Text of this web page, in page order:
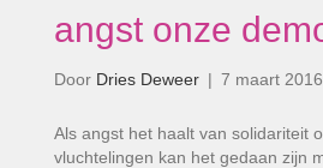
angst onze
Door Dries Deweer | 7 maart 2016
Als angst het haalt van solidariteit
vluchtelingen kan het gedaan zijn